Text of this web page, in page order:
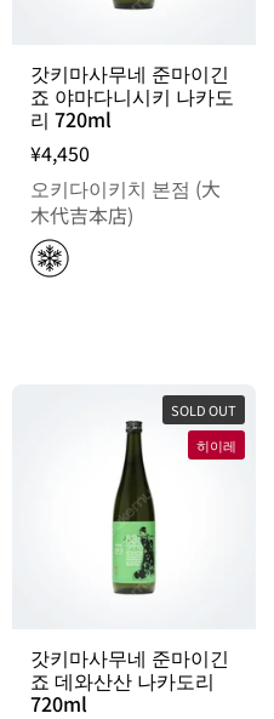
갓키마사무네 준마이긴
죠 야마다니시키 나카도
리 720ml
¥4,450
오키다이키치 본점 (大
木代吉本店)
갓키마사무네 준마이긴
죠 데와산산 나카도리
720ml
SOLD OUT
히이레